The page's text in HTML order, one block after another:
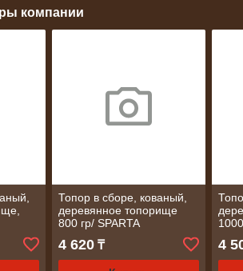
компании
Топор в сборе, кованый,
деревянное топорище
800 гр/ SPARTA
4 620₸ 4